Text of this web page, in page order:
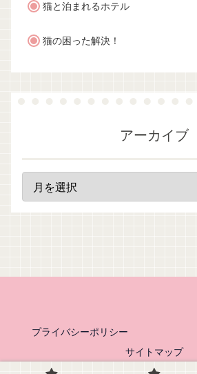
猫と泊まれるホテル
猫の困った解決！
アーカイブ
プライバシーポリシー
サイトマップ